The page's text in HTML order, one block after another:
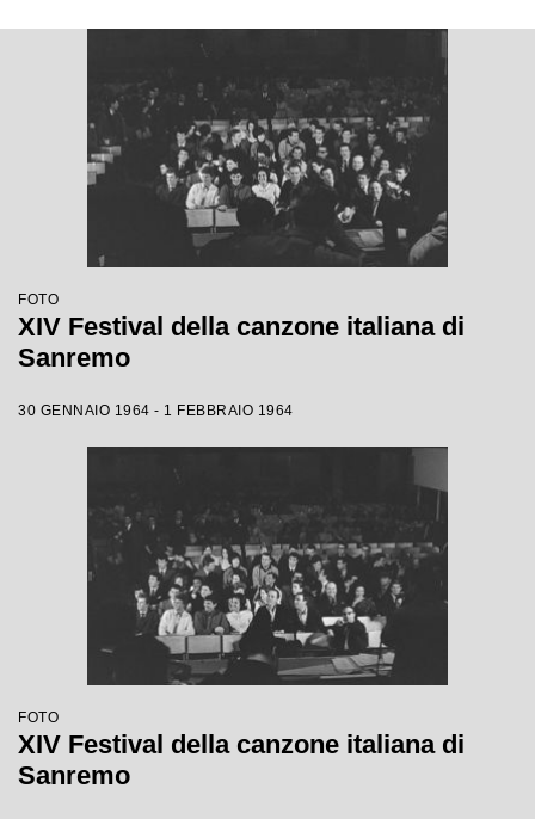
FOTO
XIV Festival della canzone italiana di
Sanremo
30 GENNAIO 1964 - 1 FEBBRAIO 1964
FOTO
XIV Festival della canzone italiana di
Sanremo